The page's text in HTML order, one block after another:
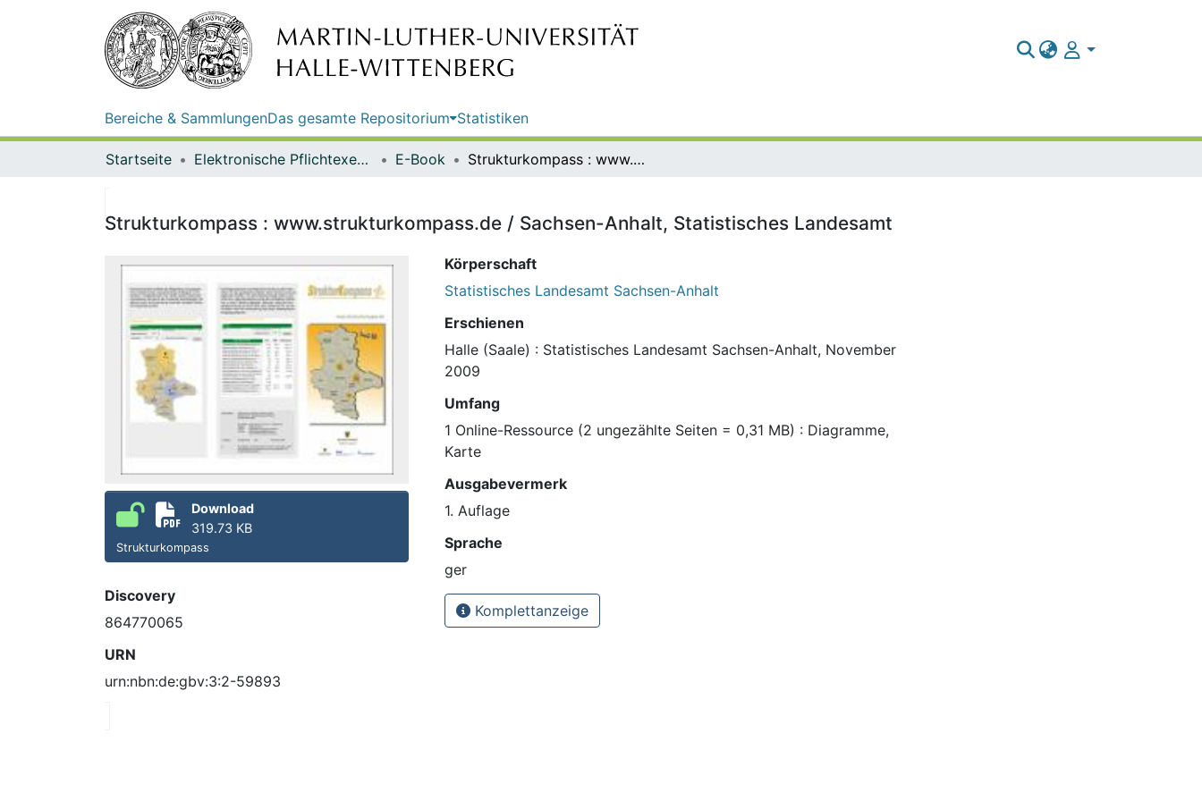
Bereiche & SammlungenDas gesamte Repositorium Statistiken
Startseite Elektronische Pflichtexemplare E-Book Strukturkompass : www.strukturkompass.de / Sachsen-Anhalt, Statistisches Landesamt
Strukturkompass : www.strukturkompass.de / Sachsen-Anhalt, Statistisches Landesamt
Download
319.73 KB
Strukturkompass
Discovery
864770065
URN
urn:nbn:de:gbv:3:2-59893
Körperschaft
Statistisches Landesamt Sachsen-Anhalt
Erschienen
Halle (Saale) : Statistisches Landesamt Sachsen-Anhalt, November
2009
Umfang
1 Online-Ressource (2 ungezählte Seiten = 0,31 MB) : Diagramme,
Karte
Ausgabevermerk
1. Auflage
Sprache
ger
Komplettanzeige